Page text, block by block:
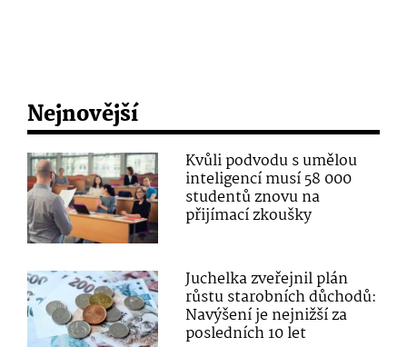
Nejnovější
Kvůli podvodu s umělou
inteligencí musí 58 000
studentů znovu na
přijímací zkoušky
Juchelka zveřejnil plán
růstu starobních důchodů:
Navýšení je nejnižší za
posledních 10 let